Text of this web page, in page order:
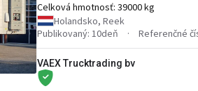
Celková hmotnosť: 39000 kg
Holandsko, Reek
Publikovaný: 10deň
Referenčné
VAEX Trucktrading bv